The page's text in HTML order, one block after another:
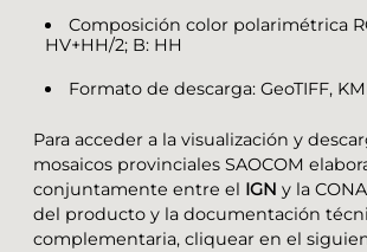
Composición color polarimétrica
HV+HH/2; B: HH
Formato de descarga: GeoTIFF,
Para acceder a la visualización y
mosaicos provinciales SAOCOM
conjuntamente entre el IGN y la
del producto y la documentación
complementaria, cliquear en el